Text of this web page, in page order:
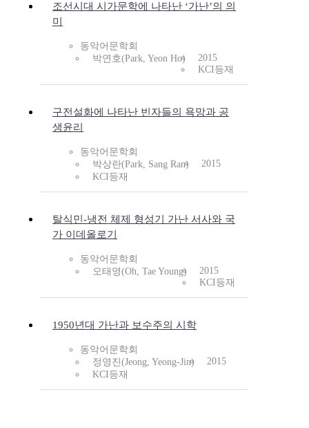
조선시대 시가문학에 나타난 ‘가난’의 의
미
동악어문학회
박연호(Park, Yeon Ho)
2015
KCI등재
구전설화에 나타난 빈자들의 욕망과 공
생윤리
동악어문학회
박상란(Park, Sang Ran)
2015
KCI등재
탈식민-냉전 체제 형성기 가난 서사와 국
가 이데올로기
동악어문학회
오태영(Oh, Tae Young)
2015
KCI등재
1950년대 가난과 보수주의 시학
동악어문학회
정영진(Jeong, Yeong-Jin)
2015
KCI등재